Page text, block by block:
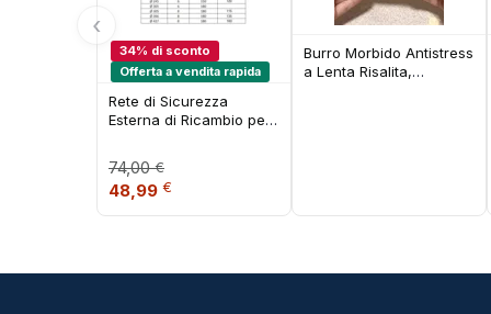
‹
34% di sconto
Offerta a vendita rapida
Rete di Sicurezza
Esterna di Ricambio per
74,00€
Il prezzo originale era: 74,00 €.
48,99 €
Burro Morbido Antistress
a Lenta Risalita,